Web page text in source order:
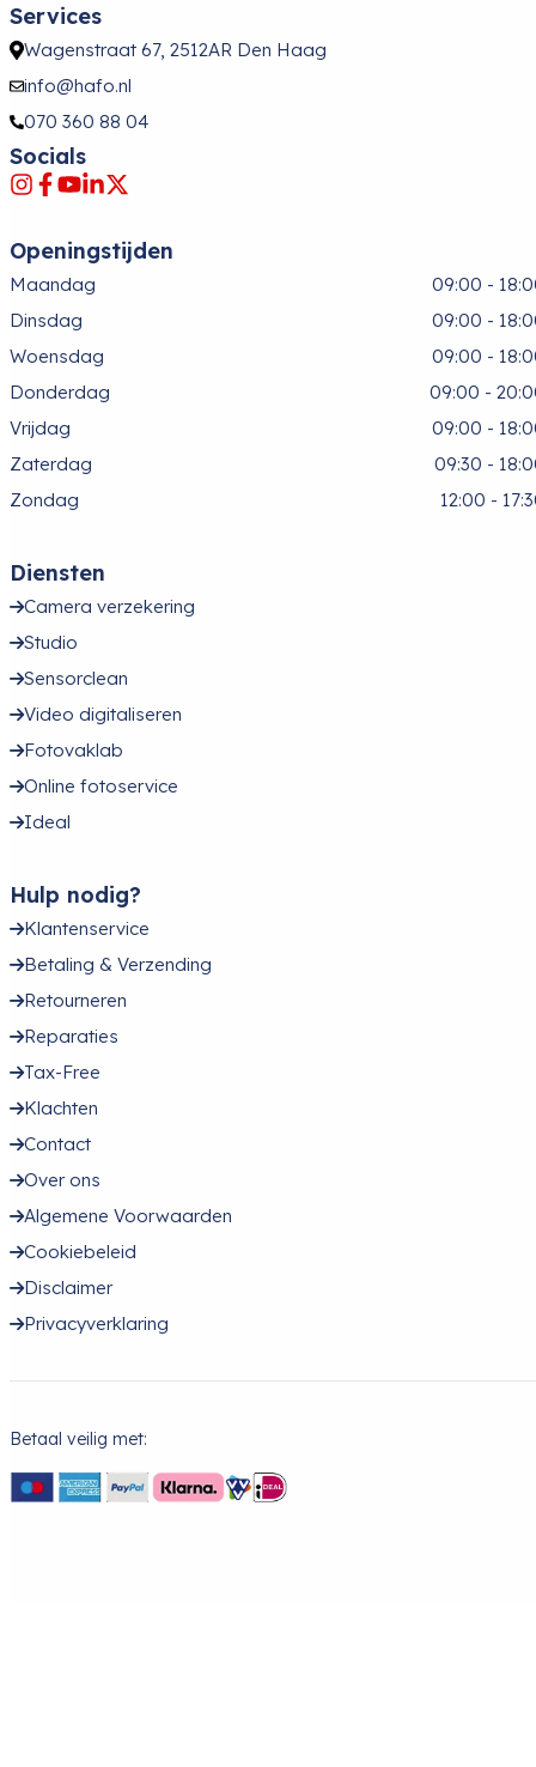
Services
Wagenstraat 67, 2512AR Den Haag
info@hafo.nl
070 360 88 04
Socials
Openingstijden
Maandag
09:00 -
Dinsdag
09:00 -
Woensdag
09:00 -
Donderdag
09:00 -
Vrijdag
09:00 -
Zaterdag
09:30 -
Zondag
12:00 -
Diensten
Camera verzekering
Studio
Sensorclean
Video digitaliseren
Fotovaklab
Online fotoservice
Ideal
Hulp nodig?
Klantenservice
Betaling & Verzending
Retourneren
Reparaties
Tax-Free
Klachten
Contact
Over ons
Algemene Voorwaarden
Cookiebeleid
Disclaimer
Privacyverklaring
Betaal veilig met: